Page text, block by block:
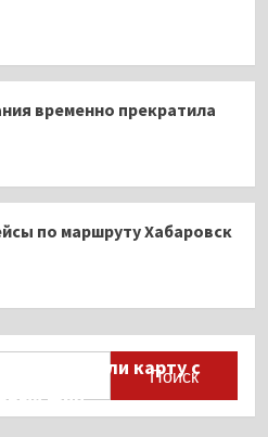
временно прекратила
по маршруту Хабаровск
разработали карту с
шин